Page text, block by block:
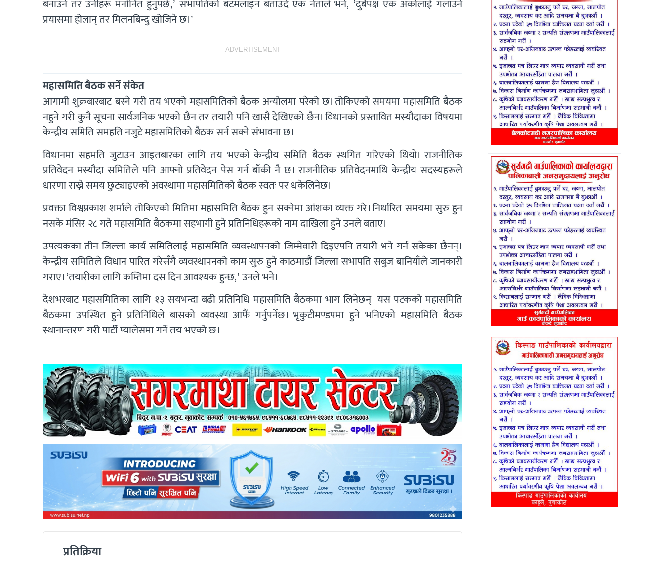
बनाउने तर उनीहरू मनोनित हुनुपर्छ,’ सभापतिको बटमलाइन बताउँदै एक नेताले भने, ‘दुबैपक्ष एक अर्कालाई गलाउने
प्रयासमा होलान् तर मिलनबिन्दु खोजिने छ।’
ADVERTISEMENT
महासमिति बैठक सर्ने संकेत
आगामी शुक्रबारबाट बस्ने गरी तय भएको महासमितिको बैठक अन्योलमा परेको छ। तोकिएको समयमा महासमिति बैठक
नहुने गरी कुनै सूचना सार्वजनिक भएको छैन तर तयारी पनि खासै देखिएको छैन। विधानको प्रस्तावित मस्यौदाका विषयमा
केन्द्रीय समिति समहति नजुटे महासमितिको बैठक सर्न सक्ने संभावना छ।
विधानमा सहमति जुटाउन आइतबारका लागि तय भएको केन्द्रीय समिति बैठक स्थगित गरिएको थियो। राजनीतिक
प्रतिवेदन मस्यौदा समितिले पनि आफ्नो प्रतिवेदन पेस गर्न बाँकी नै छ। राजनीतिक प्रतिवेदनमाथि केन्द्रीय सदस्यहरूले
धारणा राख्ने समय छुट्याइएको अवस्थामा महासमितिको बैठक स्वतः पर धकेलिनेछ।
प्रवक्ता विश्वप्रकाश शर्माले तोकिएको मितिमा महासमिति बैठक हुन सक्नेमा आंशका व्यक्त गरे। निर्धारित समयमा सुरु हुन
नसके मंसिर २८ गते महासमिति बैठकमा सहभागी हुने प्रतिनिधिहरूको नाम दाखिला हुने उनले बताए।
उपत्यकका तीन जिल्ला कार्य समितिलाई महासमिति व्यवस्थापनको जिम्मेवारी दिइएपनि तयारी भने गर्न सकेका छैनन्।
केन्द्रीय समितिले विधान पारित गरेसँगै व्यवस्थापनको काम सुरु हुने काठमाडौं जिल्ला सभापति सबुज बानियाँले जानकारी
गराए। ‘तयारीका लागि कम्तिमा दस दिन आवश्यक हुन्छ,’ उनले भने।
देशभरबाट महासमितिका लागि १३ सयभन्दा बढी प्रतिनिधि महासमिति बैठकमा भाग लिनेछन्। यस पटकको महासमिति
बैठकमा उपस्थित हुने प्रतिनिधिले बासको व्यवस्था आफैं गर्नुपर्नेछ। भृकुटीमण्डपमा हुने भनिएको महासमिति बैठक
स्थानान्तरण गरी पार्टी प्यालेसमा गर्ने तय भएको छ।
प्रतिक्रिया